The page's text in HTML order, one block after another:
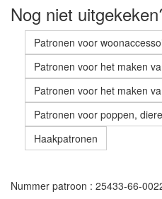
Nog niet
Patronen voor
Patronen voor het maken
Patronen voor het maken
Patronen voor poppen,
Haakpatronen
Nummer patroon : 25433-66-